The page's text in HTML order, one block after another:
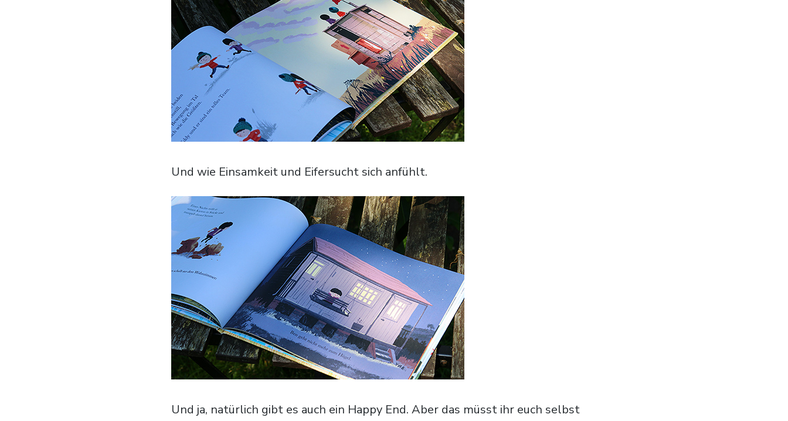
Und wie Einsamkeit und Eifersucht sich anfühlt.
Und ja, natürlich gibt es auch ein Happy End. Aber das müsst ihr euch selbst